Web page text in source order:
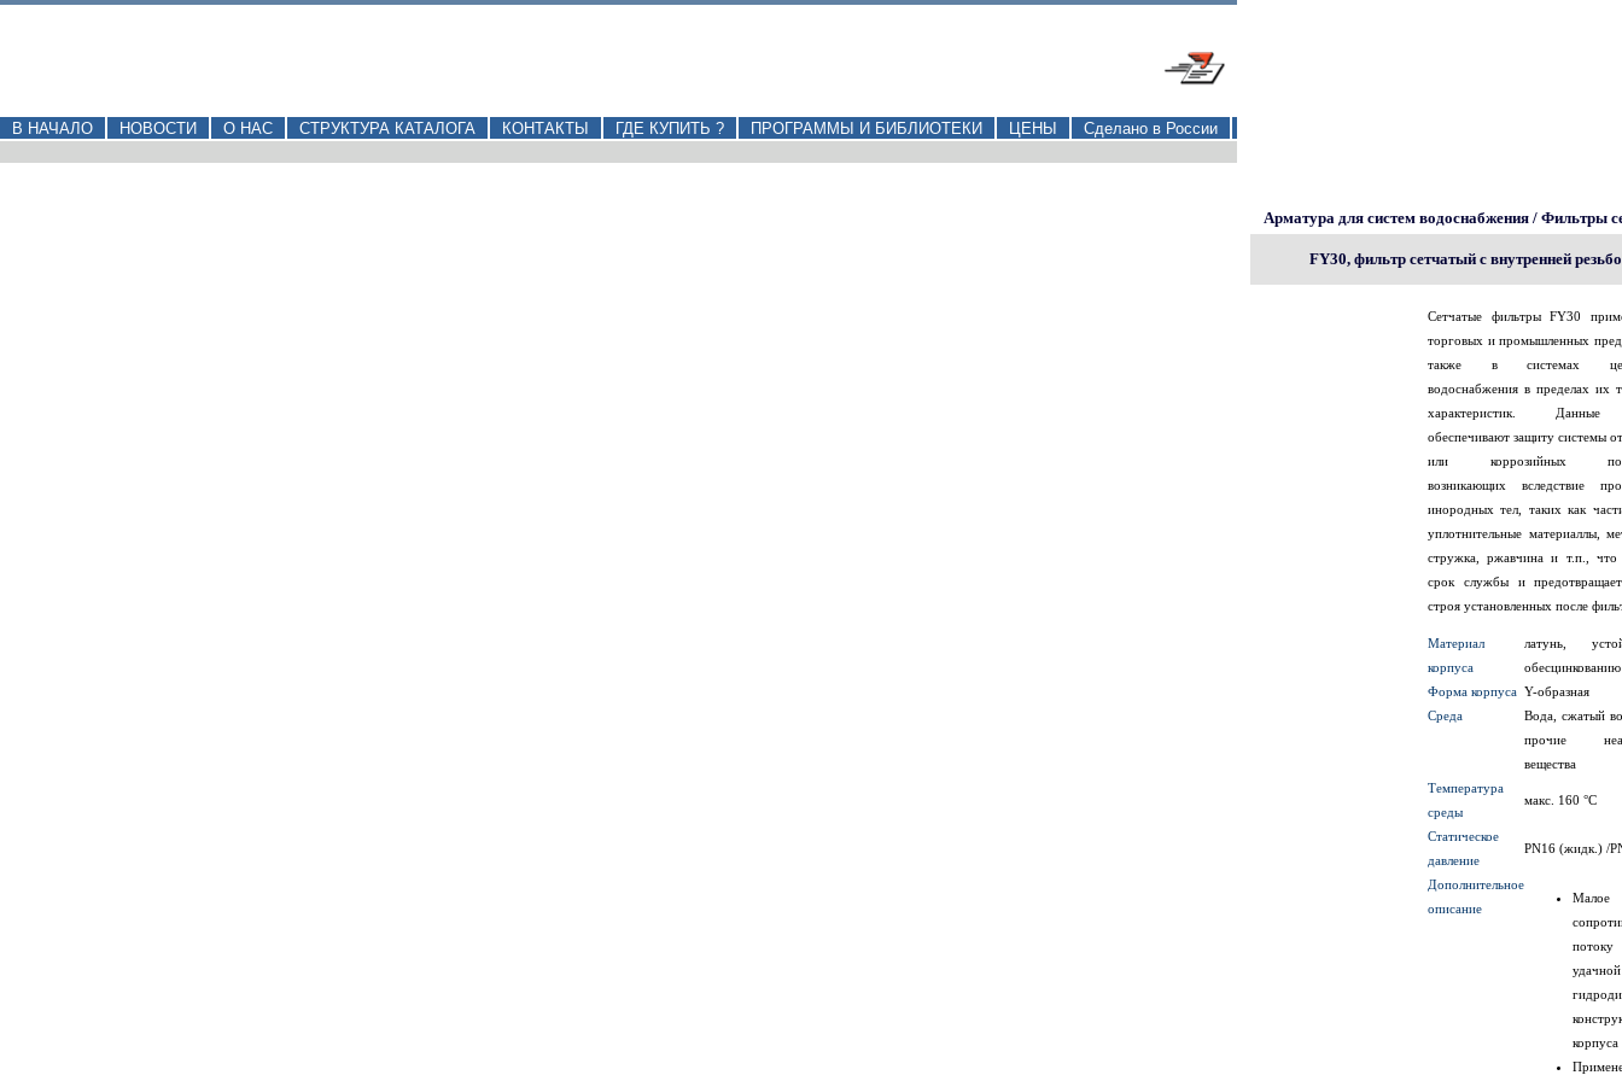
В НАЧАЛО НОВОСТИ О НАС СТРУКТУРА КАТАЛОГА КОНТАКТЫ ГДЕ КУПИТЬ ? ПРОГРАММЫ И БИБЛИОТЕКИ ЦЕНЫ Сделано в России
Арматура для систем водоснабжения / Фильтры
FY30, фильтр сетчатый с внутренней
Сетчатые фильтры FY30
торговых и промышленных
также в системах
водоснабжения в пределах их
характеристик. Данные
обеспечивают защиту системы
или коррозийных
возникающих вследствие
инородных тел, таких как
уплотнительные материаллы,
стружка, ржавчина и т.п., что
срок службы и
строя установленных после
Материал
корпуса
латунь,
обесцинкованию
Форма корпуса Y-образная
Среда
Вода, сжатый
прочие
вещества
Температура
среды
макс. 160 °C
Статическое
давление
PN16 (жидк.) /
Дополнительное
описание
Малое
потоку
удачной
корпуса